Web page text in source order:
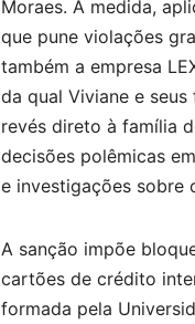
Moraes. A medida,
que pune violações
também a empresa
da qual Viviane e
revés direto à família
decisões polêmicas
e investigações sobre
A sanção impõe
cartões de crédito
formada pela